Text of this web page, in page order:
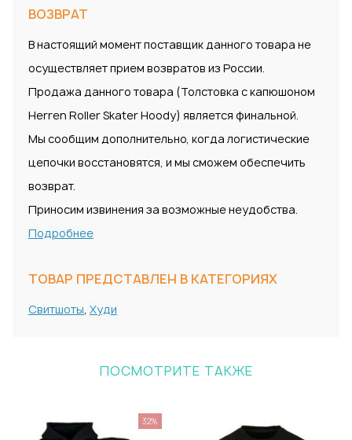
ВОЗВРАТ
В настоящий момент поставщик данного товара не
осуществляет прием возвратов из России.
Продажа данного товара (Толстовка с капюшоном
Herren Roller Skater Hoody) является финальной.
Мы сообщим дополнительно, когда логистические
цепочки восстановятся, и мы сможем обеспечить
возврат.
Приносим извинения за возможные неудобства.
Подробнее
ТОВАР ПРЕДСТАВЛЕН В КАТЕГОРИЯХ
Свитшоты, Худи
ПОСМОТРИТЕ ТАКЖЕ
32%